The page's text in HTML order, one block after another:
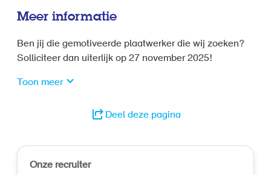
Meer informatie
Ben jij die gemotiveerde plaatwerker die wij zoeken?
Solliciteer dan uiterlijk op 27 november 2025!
Toon meer
Deel deze pagina
Onze recruiter